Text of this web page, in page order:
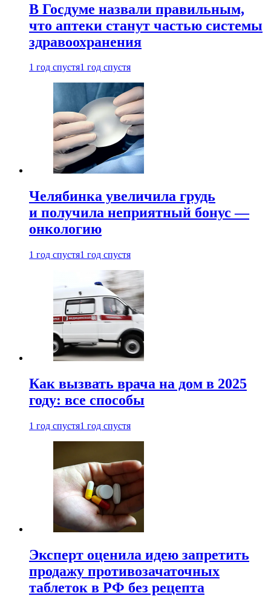
В Госдуме назвали правильным,
что аптеки станут частью системы
здравоохранения
1 год спустя1 год спустя
Челябинка увеличила грудь
и получила неприятный бонус —
онкологию
1 год спустя1 год спустя
Как вызвать врача на дом в 2025
году: все способы
1 год спустя1 год спустя
Эксперт оценила идею запретить
продажу противозачаточных
таблеток в РФ без рецепта